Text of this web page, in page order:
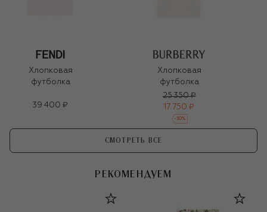
Хлопковая
футболка
39 400 ₽
Хлопковая
футболка
25 350 ₽
17 750 ₽
-30%
СМОТРЕТЬ ВСЕ
РЕКОМЕНДУЕМ